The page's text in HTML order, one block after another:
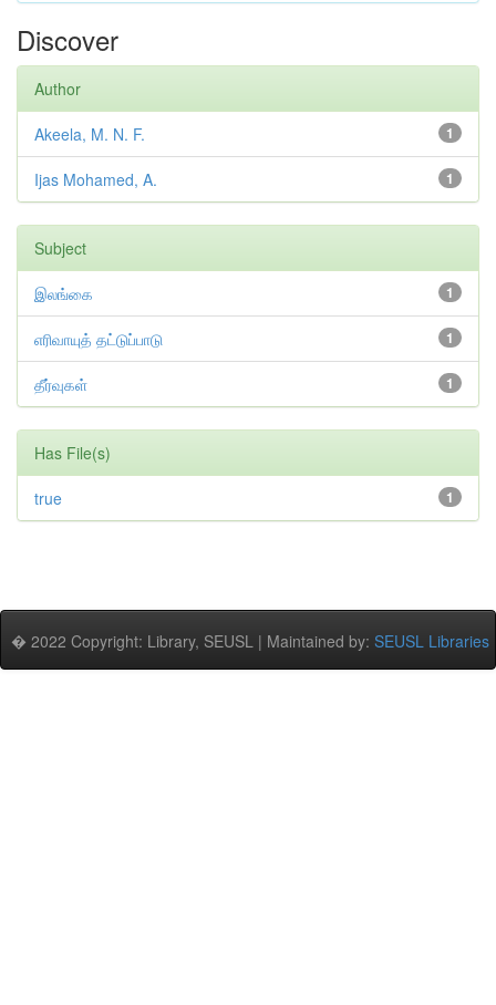
Discover
Author
1
Akeela, M. N. F.
1
Ijas Mohamed, A.
Subject
1
இலங்கை
1
எரிவாயுத் தட்டுப்பாடு
1
தீர்வுகள்
Has File(s)
1
true
� 2022 Copyright: Library, SEUSL | Maintained by: SEUSL Libraries